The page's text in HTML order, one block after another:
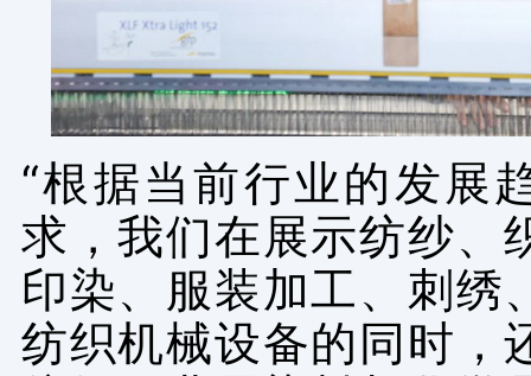
“根据当前行业的发展
求，我们在展示纺纱、
印染、服装加工、刺绣
纺织机械设备的同时，